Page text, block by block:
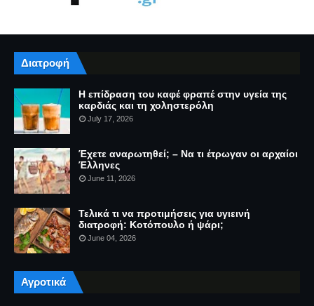
Διατροφή
Η επίδραση του καφέ φραπέ στην υγεία της
καρδιάς και τη χοληστερόλη
July 17, 2026
Έχετε αναρωτηθεί; – Να τι έτρωγαν οι αρχαίοι
Έλληνες
June 11, 2026
Τελικά τι να προτιμήσεις για υγιεινή
διατροφή: Κοτόπουλο ή ψάρι;
June 04, 2026
Αγροτικά